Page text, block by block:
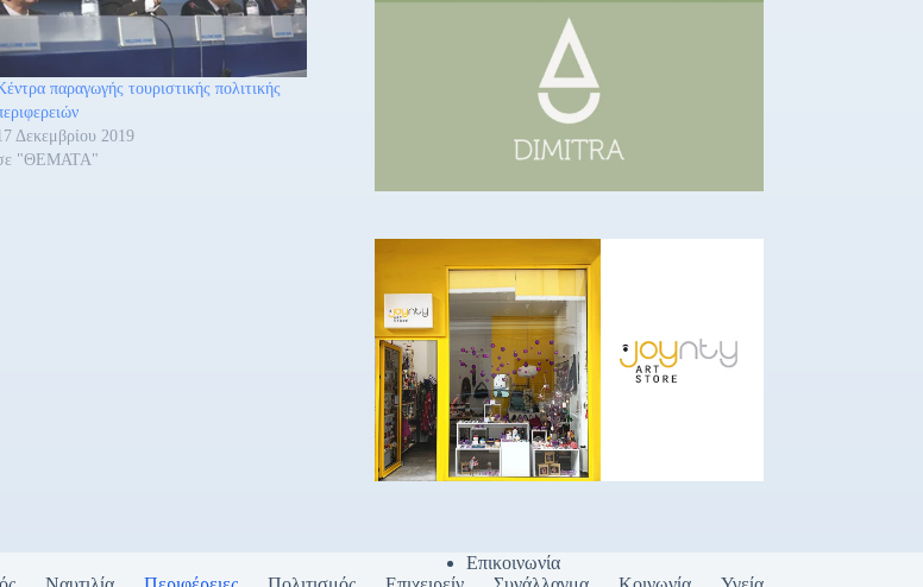
παραγωγής τουριστικής πολιτικής
Δεκεμβρίου 2019
"ΘΕΜΑΤΑ"
Επικοινωνία